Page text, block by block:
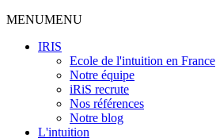
MENUMENU
IRIS
Ecole de l'intuition en France
Notre équipe
iRiS recrute
Nos références
Notre blog
L'intuition